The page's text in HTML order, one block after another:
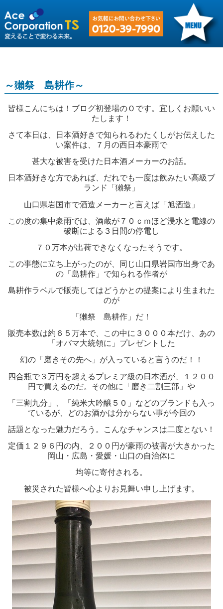
～獺祭 島耕作～
皆様こんにちは！ブログ初登場のＯです。宜しくお願いい
たします！
さて本日は、日本酒好きで知られるわたくしがお伝えした
い案件は、７月の西日本豪雨で
甚大な被害を受けた日本酒メーカーのお話。
日本酒好きな方であれば、だれでも一度は飲みたい高級ブ
ランド「獺祭」
山口県岩国市で酒造メーカーと言えば「旭酒造」
この度の集中豪雨では、酒蔵が７０ｃｍほど浸水と電線の
破断による３日間の停電し
７０万本が出荷できなくなったそうです。
この事態に立ち上がったのが、同じ山口県岩国市出身であ
の「島耕作」で知られる作者が
島耕作ラベルで販売してはどうかとの提案により生まれた
のが
「獺祭 島耕作」だ！
販売本数は約６５万本で、この中に３０００本だけ、あの
「オバマ大統領に」プレゼントした
幻の「磨きその先へ」が入っていると言うのだ！！
四合瓶で３万円を超えるプレミア級の日本酒が、１２００
円で買えるのだ。その他に「磨き二割三部」や
「三割九分」、「純米大吟醸５０」などのブランドも入っ
ているが、どのお酒かは分からない事が今回の
話題となった魅力だろう。こんなチャンスは二度とない！
定価１２９６円の内、２００円が豪雨の被害が大きかった
岡山・広島・愛媛・山口の自治体に
均等に寄付される。
被災された皆様へ心よりお見舞い申し上げます。